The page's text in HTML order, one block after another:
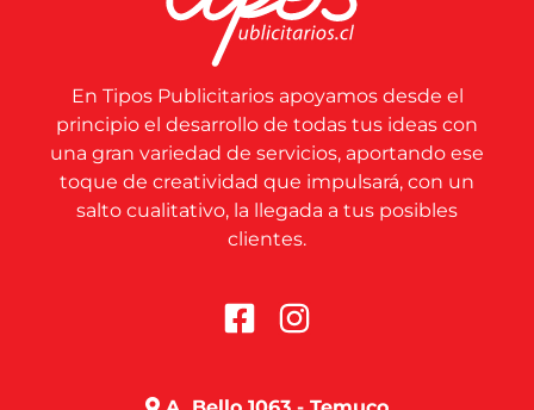
En Tipos Publicitarios apoyamos desde el
principio el desarrollo de todas tus ideas con
una gran variedad de servicios, aportando ese
toque de creatividad que impulsará, con un
salto cualitativo, la llegada a tus posibles
clientes.